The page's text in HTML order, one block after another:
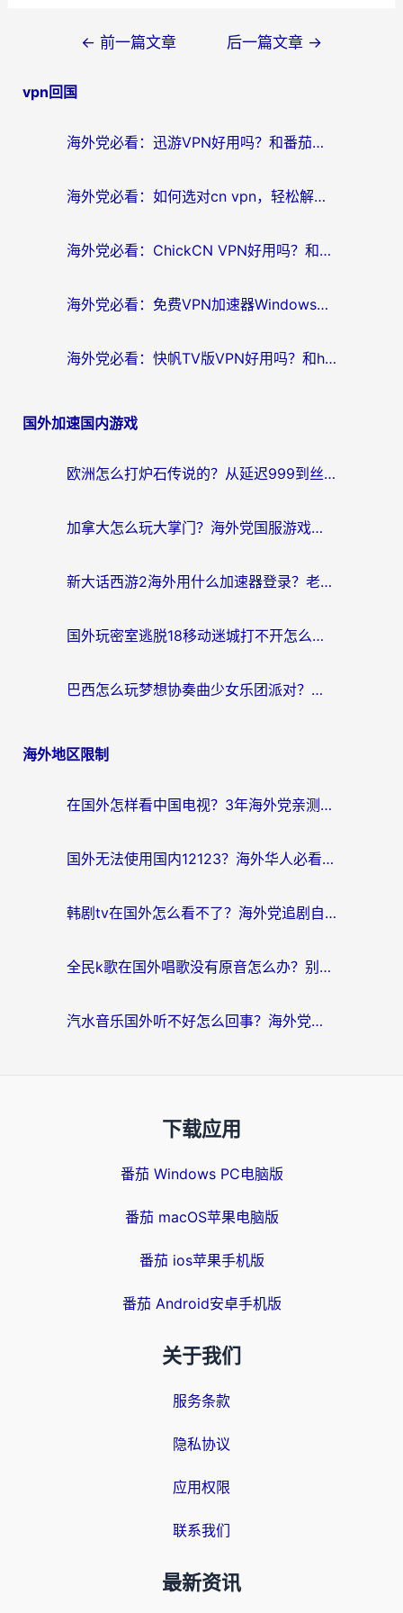
导
← 前一篇文章 后一篇文章 →
vpn回国
海外党必看：迅游VPN好用吗？和番茄加速器VPN对比哪个回国效果更好？
海外党必看：如何选对cn vpn，轻松解锁国内影音游戏？
海外党必看：ChickCN VPN好用吗？和星河VPN对比哪个回国效果更好？附真实体验+避坑指南
海外党必看：免费VPN加速器Windows版怎么选？附真实测评与无缝访问国内资源指南
海外党必看：快帆TV版VPN好用吗？和hi龟龟VPN对比哪个回国效果更好？附免费加速器选择指南
国外加速国内游戏
欧洲怎么打炉石传说的？从延迟999到丝滑上分，我找到了靠谱加速器
加拿大怎么玩大掌门？海外党国服游戏加速避坑指南（附实用工具推荐）
新大话西游2海外用什么加速器登录？老玩家亲测有效的国服游戏加速指南
国外玩密室逃脱18移动迷城打不开怎么办？海外玩家亲测有效的解决指南
巴西怎么玩梦想协奏曲少女乐团派对？海外党必看的国服游戏加速全攻略（附波兰天涯明月刀实用技巧）
海外地区限制
在国外怎样看中国电视？3年海外党亲测有效的追剧加速器指南
国外无法使用国内12123？海外华人必看：选对回国加速器，解决迪拜语音+12123访问难题
韩剧tv在国外怎么看不了？海外党追剧自由的终极解决方案来了
全民k歌在国外唱歌没有原音怎么办？别让地域限制毁了你的麦霸时刻
汽水音乐国外听不好怎么回事？海外党亲测有效的回国加速方案来了
下载应用
番茄 Windows PC电脑版
番茄 macOS苹果电脑版
番茄 ios苹果手机版
番茄 Android安卓手机版
关于我们
服务条款
隐私协议
应用权限
联系我们
最新资讯